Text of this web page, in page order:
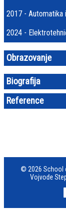
Obrazovanje
Biografija
Reference
2017 - Automatika
2024 -
© 2026 School
Vojvode